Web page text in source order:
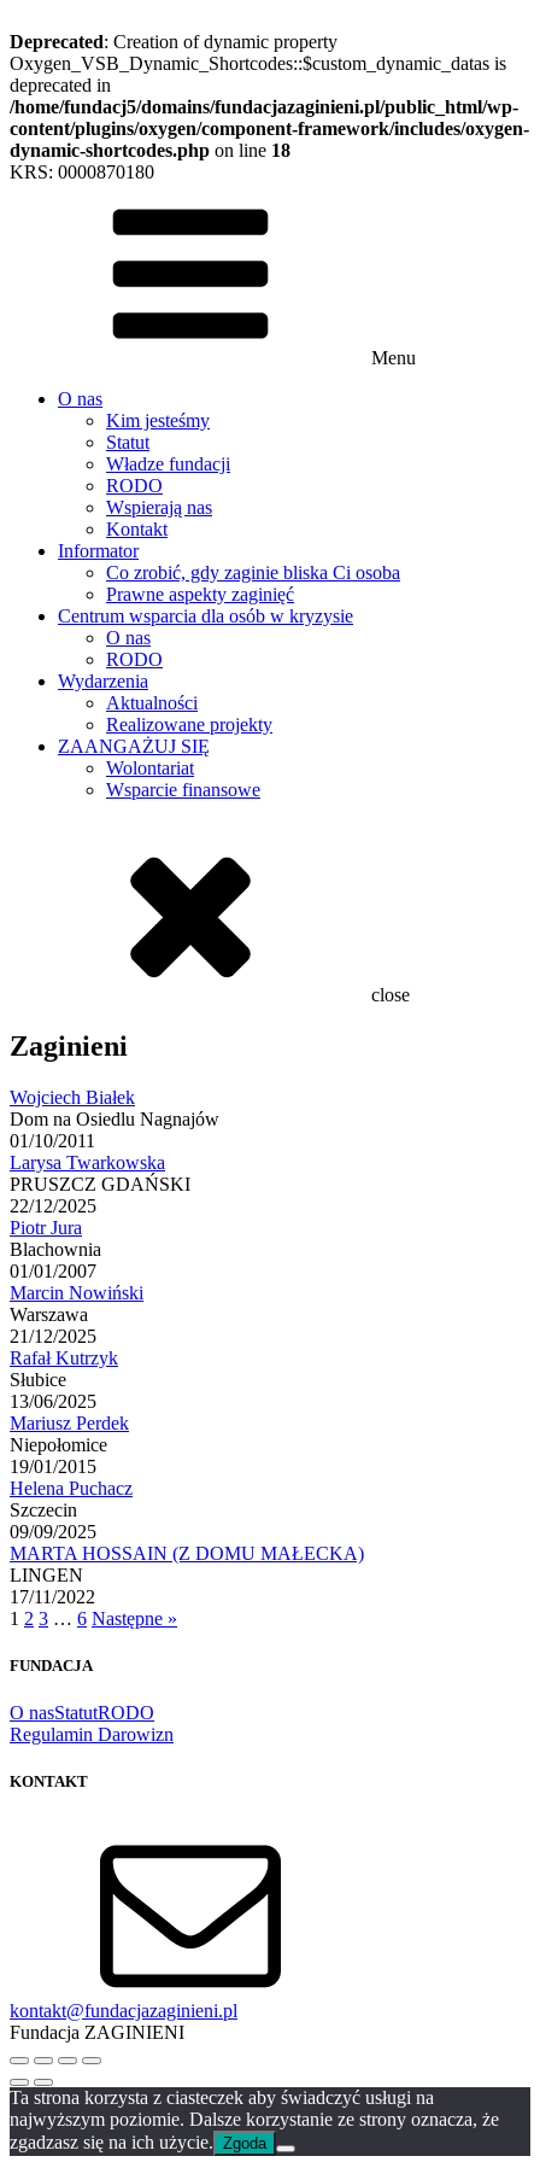
Deprecated: Creation of dynamic property
Oxygen_VSB_Dynamic_Shortcodes::$custom_dynamic_datas is
deprecated in
/home/fundacj5/domains/fundacjazaginieni.pl/public_html/wp-
content/plugins/oxygen/component-framework/includes/oxygen-
dynamic-shortcodes.php on line 18
KRS: 0000870180
Menu
O nas
Kim jesteśmy
Statut
Władze fundacji
RODO
Wspierają nas
Kontakt
Informator
Co zrobić, gdy zaginie bliska Ci osoba
Prawne aspekty zaginięć
Centrum wsparcia dla osób w kryzysie
O nas
RODO
Wydarzenia
Aktualności
Realizowane projekty
ZAANGAŻUJ SIĘ
Wolontariat
Wsparcie finansowe
close
Zaginieni
Wojciech Białek
Dom na Osiedlu Nagnajów
01/10/2011
Larysa Twarkowska
PRUSZCZ GDAŃSKI
22/12/2025
Piotr Jura
Blachownia
01/01/2007
Marcin Nowiński
Warszawa
21/12/2025
Rafał Kutrzyk
Słubice
13/06/2025
Mariusz Perdek
Niepołomice
19/01/2015
Helena Puchacz
Szczecin
09/09/2025
MARTA HOSSAIN (Z DOMU MAŁECKA)
LINGEN
17/11/2022
1 2 3 … 6 Następne »
FUNDACJA
O nasStatutRODO
Regulamin Darowizn
KONTAKT
kontakt@fundacjazaginieni.pl
Fundacja ZAGINIENI
Ta strona korzysta z ciasteczek aby świadczyć usługi na
najwyższym poziomie. Dalsze korzystanie ze strony oznacza, że
zgadzasz się na ich użycie. Zgoda